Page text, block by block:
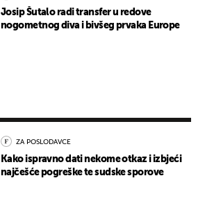
Josip Šutalo radi transfer u redove
nogometnog diva i bivšeg prvaka Europe
ZA POSLODAVCE
Kako ispravno dati nekome otkaz i izbjeći
najčešće pogreške te sudske sporove